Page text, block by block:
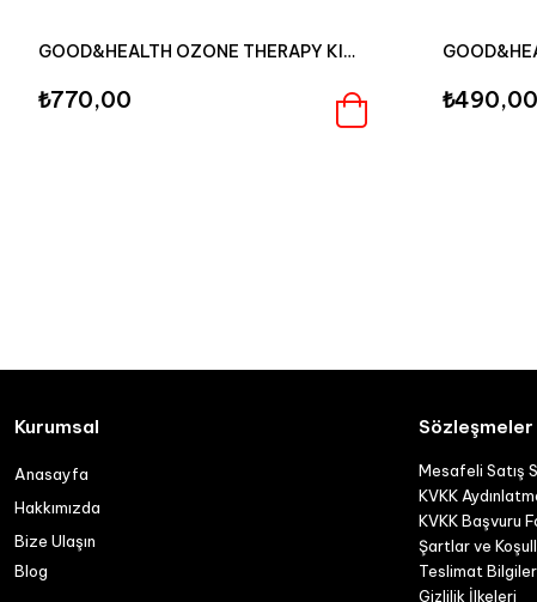
GOOD&HEALTH OZONE THERAPY KIRIŞIKLIK KARŞITI GÖZ ÇEVRESİ KREMİ 30 ML
₺770,00 ₺490,00
Kurumsal
Anasayfa
Hakkımızda
Bize Ulaşın
Blog
Sözleşmeler
Mesafeli Satış
KVKK
KVKK Başvuru
Şartlar ve
Teslimat
Gizlilik İlkeleri